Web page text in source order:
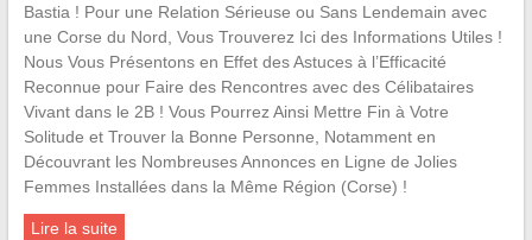
Bastia ! Pour une Relation Sérieuse ou Sans Lendemain avec
une Corse du Nord, Vous Trouverez Ici des Informations Utiles !
Nous Vous Présentons en Effet des Astuces à l’Efficacité
Reconnue pour Faire des Rencontres avec des Célibataires
Vivant dans le 2B ! Vous Pourrez Ainsi Mettre Fin à Votre
Solitude et Trouver la Bonne Personne, Notamment en
Découvrant les Nombreuses Annonces en Ligne de Jolies
Femmes Installées dans la Même Région (Corse) !
Lire la suite